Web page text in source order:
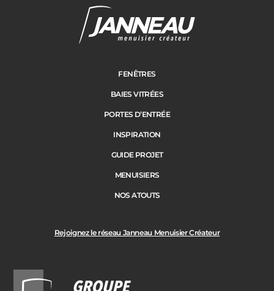
Cloture
Suivant
Adresse des travaux
Code Postal des travaux
Rejoignez le réseau Janneau Menuisier Créateur
FENÊTRES
BAIES VITRÉES
PORTES D’ENTRÉE
INSPIRATION
GUIDE PROJET
MENUISIERS
NOS ATOUTS